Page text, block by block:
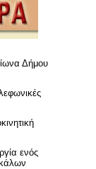
Δήμου
ενός